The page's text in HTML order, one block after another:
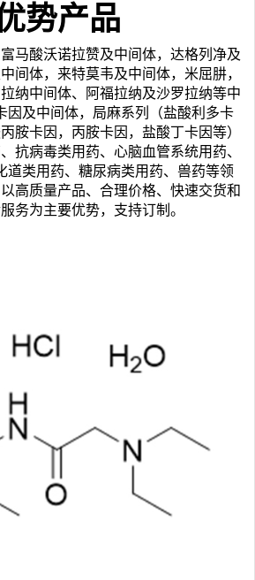
势产品
马酸沃诺拉赞及中间体，达格列净及
间体，来特莫韦及中间体，米屈肼，
纳中间体、阿福拉纳及沙罗拉纳等中
因及中间体，局麻系列（盐酸利多卡
胺卡因，丙胺卡因，盐酸丁卡因等）
抗病毒类用药、心脑血管系统用药、
道类用药、糖尿病类用药、兽药等领
高质量产品、合理价格、快速交货和
务为主要优势，支持订制。